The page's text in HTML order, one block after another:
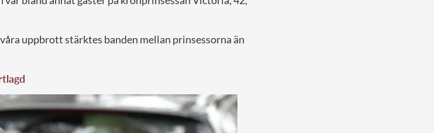
uppbrott stärktes banden mellan prinsessorna än